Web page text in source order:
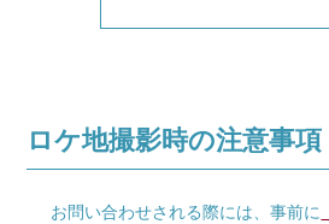
ロケ地撮影時の注意事項
お問い合わせされる際には、事前に